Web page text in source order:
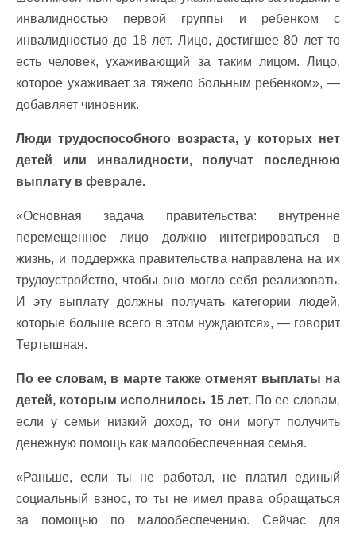
инвалидностью первой группы и ребенком с
инвалидностью до 18 лет. Лицо, достигшее 80 лет то
есть человек, ухаживающий за таким лицом. Лицо,
которое ухаживает за тяжело больным ребенком», —
добавляет чиновник.
Люди трудоспособного возраста, у которых нет
детей или инвалидности, получат последнюю
выплату в феврале.
«Основная задача правительства: внутренне
перемещенное лицо должно интегрироваться в
жизнь, и поддержка правительства направлена на их
трудоустройство, чтобы оно могло себя реализовать.
И эту выплату должны получать категории людей,
которые больше всего в этом нуждаются», — говорит
Тертышная.
По ее словам, в марте также отменят выплаты на
детей, которым исполнилось 15 лет. По ее словам,
если у семьи низкий доход, то они могут получить
денежную помощь как малообеспеченная семья.
«Раньше, если ты не работал, не платил единый
социальный взнос, то ты не имел права обращаться
за помощью по малообеспечению. Сейчас для